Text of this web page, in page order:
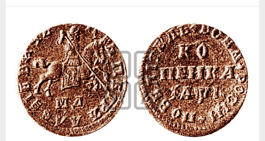
1 копейка
Денга
Полушка
Полполушки
Пробные
Для Речи Посполитой
Монетовидные жетоны